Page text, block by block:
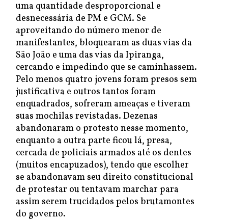
uma quantidade desproporcional e
desnecessária de PM e GCM. Se
aproveitando do número menor de
manifestantes, bloquearam as duas vias da
São João e uma das vias da Ipiranga,
cercando e impedindo que se caminhassem.
Pelo menos quatro jovens foram presos sem
justificativa e outros tantos foram
enquadrados, sofreram ameaças e tiveram
suas mochilas revistadas. Dezenas
abandonaram o protesto nesse momento,
enquanto a outra parte ficou lá, presa,
cercada de policiais armados até os dentes
(muitos encapuzados), tendo que escolher
se abandonavam seu direito constitucional
de protestar ou tentavam marchar para
assim serem trucidados pelos brutamontes
do governo.